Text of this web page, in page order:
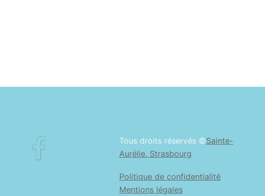
Tous droits réservés ©Sainte-
Aurélie, Strasbourg
Politique de confidentialité
Mentions légales